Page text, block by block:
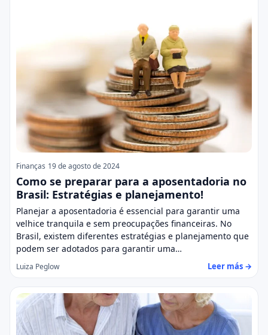
Finanças 19 de agosto de 2024
Como se preparar para a aposentadoria no
Brasil: Estratégias e planejamento!
Planejar a aposentadoria é essencial para garantir uma
velhice tranquila e sem preocupações financeiras. No
Brasil, existem diferentes estratégias e planejamento que
podem ser adotados para garantir uma…
Luiza Peglow Leer más →